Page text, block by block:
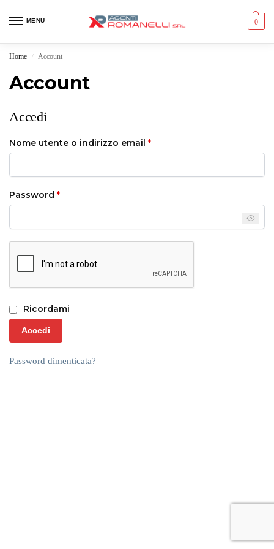
MENU 0
Home / Account
Account
Accedi
Nome utente o indirizzo email *
Password *
Ricordami
Accedi
Password dimenticata?